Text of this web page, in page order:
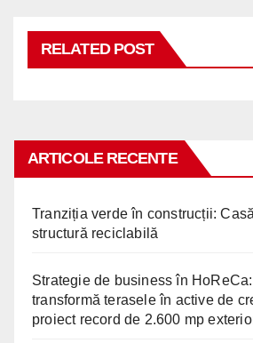
RELATED POST
ARTICOLE RECENTE
Tranziția verde în construcții:
structură reciclabilă
Strategie de business în
transformă terasele în active de
proiect record de 2.600 mp